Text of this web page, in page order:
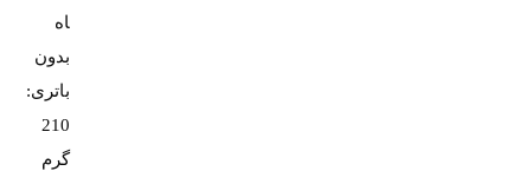
اه
بدون
باتری:
210
گرم